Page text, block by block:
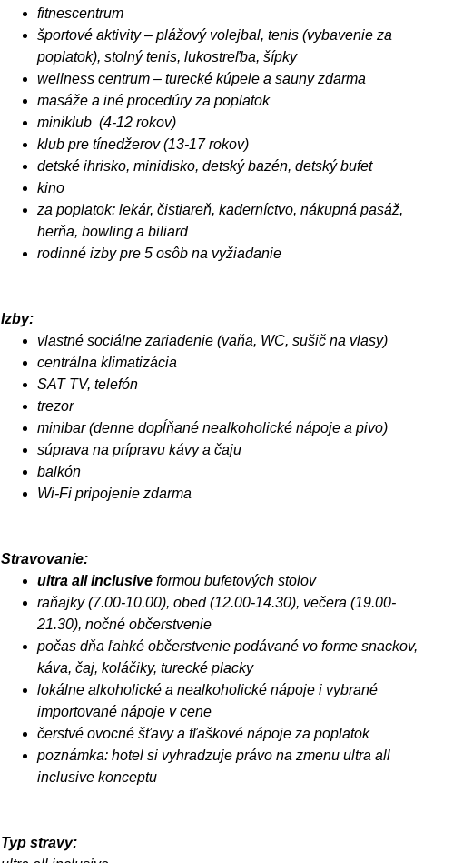
fitnescentrum
športové aktivity – plážový volejbal, tenis (vybavenie za
poplatok), stolný tenis, lukostreľba, šípky
wellness centrum – turecké kúpele a sauny zdarma
masáže a iné procedúry za poplatok
miniklub (4-12 rokov)
klub pre tínedžerov (13-17 rokov)
detské ihrisko, minidisko, detský bazén, detský bufet
kino
za poplatok: lekár, čistiareň, kaderníctvo, nákupná pasáž,
herňa, bowling a biliard
rodinné izby pre 5 osôb na vyžiadanie
Izby:
vlastné sociálne zariadenie (vaňa, WC, sušič na vlasy)
centrálna klimatizácia
SAT TV, telefón
trezor
minibar (denne dopĺňané nealkoholické nápoje a pivo)
súprava na prípravu kávy a čaju
balkón
Wi-Fi pripojenie zdarma
Stravovanie:
ultra all inclusiveformou bufetových stolov
raňajky (7.00-10.00), obed (12.00-14.30), večera (19.00-
21.30), nočné občerstvenie
počas dňa ľahké občerstvenie podávané vo forme snackov,
káva, čaj, koláčiky, turecké placky
lokálne alkoholické a nealkoholické nápoje i vybrané
importované nápoje v cene
čerstvé ovocné šťavy a fľaškové nápoje za poplatok
poznámka: hotel si vyhradzuje právo na zmenu ultra all
inclusive konceptu
Typ stravy: